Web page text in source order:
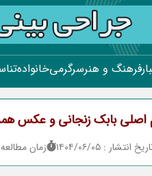
فرهنگ و هنرسرگرمیخانواده
اصلی بابک زنجانی و عکس
انتشار : ۱۴۰۴/۰۶/۰۵ زمان مطالعه : 2